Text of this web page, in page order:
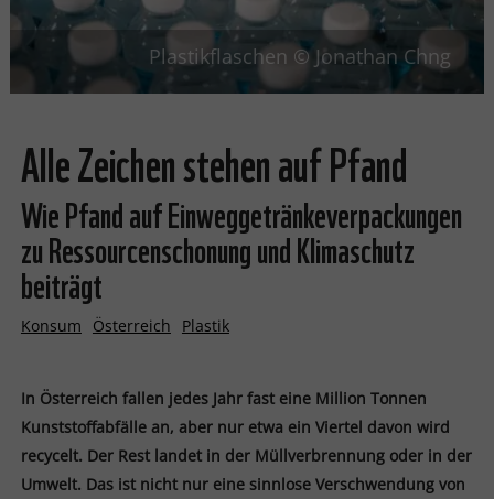
Plastikflaschen © Jonathan Chng
Alle Zeichen stehen auf Pfand
Wie Pfand auf Einweggetränkeverpackungen
zu Ressourcenschonung und Klimaschutz
beiträgt
Konsum Österreich Plastik
In Österreich fallen jedes Jahr fast eine Million Tonnen
Kunststoffabfälle an, aber nur etwa ein Viertel davon wird
recycelt. Der Rest landet in der Müllverbrennung oder in der
Umwelt. Das ist nicht nur eine sinnlose Verschwendung von